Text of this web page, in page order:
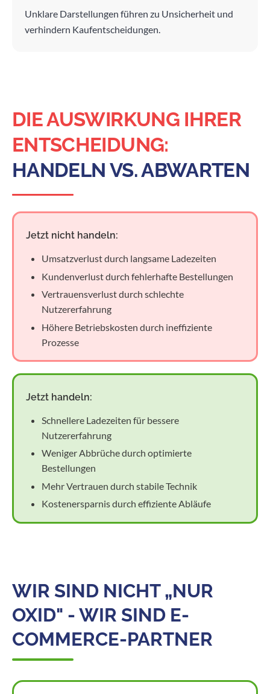
Unklare Darstellungen führen zu Unsicherheit und
verhindern Kaufentscheidungen.
DIE AUSWIRKUNG IHRER
ENTSCHEIDUNG:
HANDELN VS. ABWARTEN
Jetzt nicht handeln:
Umsatzverlust durch langsame Ladezeiten
Kundenverlust durch fehlerhafte Bestellungen
Vertrauensverlust durch schlechte
Nutzererfahrung
Höhere Betriebskosten durch ineffiziente
Prozesse
Jetzt handeln:
Schnellere Ladezeiten für bessere
Nutzererfahrung
Weniger Abbrüche durch optimierte
Bestellungen
Mehr Vertrauen durch stabile Technik
Kostenersparnis durch effiziente Abläufe
WIR SIND NICHT „NUR
OXID" - WIR SIND E-
COMMERCE-PARTNER